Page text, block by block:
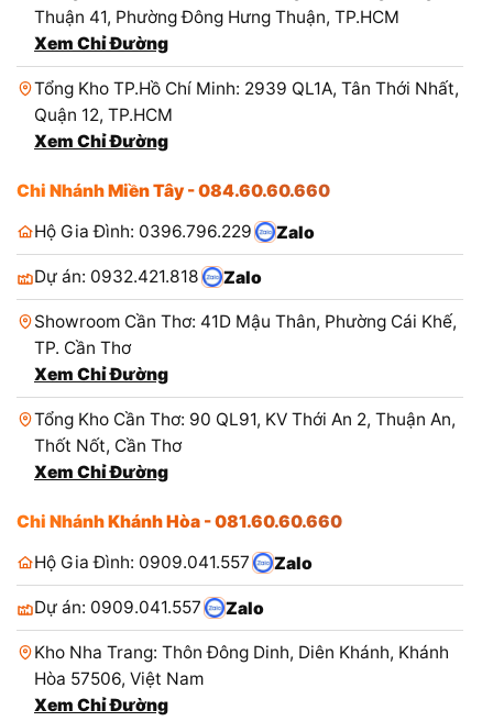
Thuận 41, Phường Đông Hưng Thuận, TP.HCM
Xem Chỉ Đường
Tổng Kho TP.Hồ Chí Minh: 2939 QL1A, Tân Thới Nhất,
Quận 12, TP.HCM
Xem Chỉ Đường
Chi Nhánh Miền Tây - 084.60.60.660
Hộ Gia Đình: 0396.796.229
Zalo
Dự án: 0932.421.818 Zalo
Showroom Cần Thơ: 41D Mậu Thân, Phường Cái Khế,
TP. Cần Thơ
Xem Chỉ Đường
Tổng Kho Cần Thơ: 90 QL91, KV Thới An 2, Thuận An,
Thốt Nốt, Cần Thơ
Xem Chỉ Đường
Chi Nhánh Khánh Hòa - 081.60.60.660
Hộ Gia Đình: 0909.041.557
Zalo
Dự án: 0909.041.557 Zalo
Kho Nha Trang: Thôn Đông Dinh, Diên Khánh, Khánh
Hòa 57506, Việt Nam
Xem Chỉ Đường